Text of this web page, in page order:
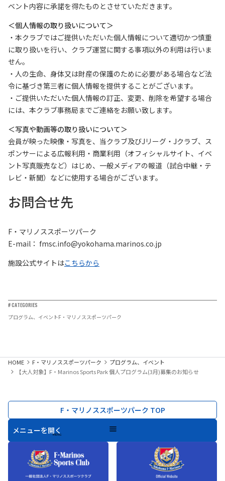
ベント内容に承諾を得たものとさせていただきます。
＜個人情報の取り扱いについて＞
・本クラブではご提供いただいた個人情報について適切かつ慎重
に取り扱いを行い、クラブ運営に関する事項以外の利用は行いま
せん。
・人の生命、身体又は財産の保護のために必要がある場合など法
令に基づき第三者に個人情報を提供することがございます。
・ご提供いただいた個人情報の訂正、変更、削除を希望する場合
には、本クラブ事務局までご連絡をお願い致します。
＜写真や動画等の取り扱いについて＞
会員が映った映像・写真を、当クラブ及びJリーグ・Jクラブ、ス
ポンサーによる広報利用・商業利用（オフィシャルサイト、イベ
ント写真販売など）はじめ、一般メディアの報道（試合中継・テ
レビ・新聞）などに使用する場合がございます。
お問合せ先
F・マリノススポーツパーク
E-mail： fmsc.info@yokohama.marinos.co.jp
施設公式サイトはこちらから
# CATEGORIES
プログラム、イベントF・マリノススポーツパーク
HOME F・マリノススポーツパーク
プログラム、イベント
【大人対象】F・Marinos Sports Park 個人プログラム(3月)募集のお知らせ
F・マリノススポーツパーク TOP
メニューを開く